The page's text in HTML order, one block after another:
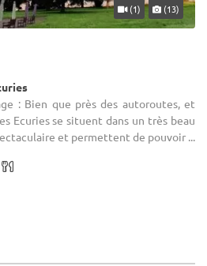
(1) (13)
: Bien que près des autoroutes, et
Ecuries se situent dans un très beau
et permettent de pouvoir ...